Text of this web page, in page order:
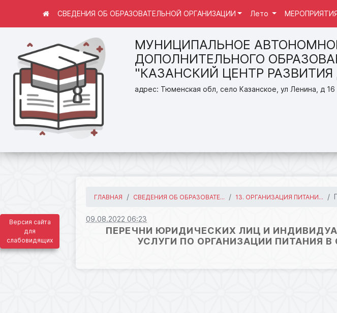
Версия сайта
для
слабовидящих
МУНИЦИПАЛЬНОЕ
ДОПОЛНИТЕЛЬНОГО
"КАЗАНСКИЙ ЦЕНТР РАЗВИТИЯ
адрес: Тюменская обл, село Казанское, ул Ленина, д 16
СВЕДЕНИЯ ОБ ОБРАЗОВАТЕЛЬНОЙ ОРГАНИЗАЦИИ Лето
ГЛАВНАЯ СВЕДЕНИЯ ОБ ОБРАЗОВАТЕ... 13. ОРГАНИЗАЦИЯ ПИТАНИ...
09.08.2022 06:23
ПЕРЕЧНИ ЮРИДИЧЕСКИХ ЛИЦ И
УСЛУГИ ПО ОРГАНИЗАЦИИ ПИТАНИЯ